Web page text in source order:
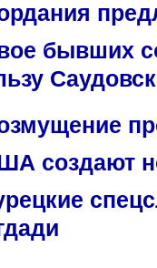
бывших
создают